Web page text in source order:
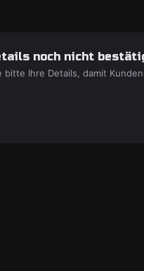
noch nicht
Ihre Details, damit